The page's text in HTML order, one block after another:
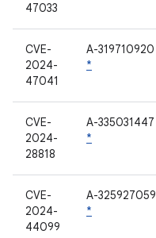
47033
CVE-
2024-
47041
A-319710920
*
CVE-
2024-
28818
A-335031447
*
CVE-
2024-
44099
A-325927059
*